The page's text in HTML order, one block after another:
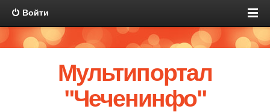
Войти
Мультипортал
"Чеченинфо"